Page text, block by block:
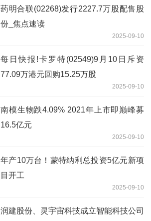
药明合联(02268)发行2227.7万股配售股
份_焦点速读
2025-09-10
每日快报!卡罗特(02549)9月10日斥资
77.09万港元回购15.25万股
2025-09-10
南模生物跌4.09% 2021年上市即巅峰募
16.5亿元
2025-09-10
年产10万台！蒙特纳利总投资5亿元新项
目开工
2025-09-10
润建股份、灵宇宙科技成立智能科技公司